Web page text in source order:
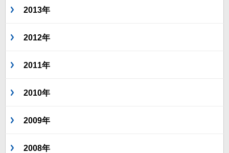
2013年
2012年
2011年
2010年
2009年
2008年